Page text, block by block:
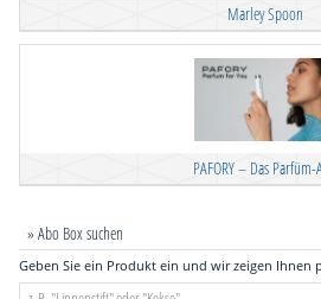
Marley Spoon
PAFORY – Das
» Abo Box suchen
Geben Sie ein Produkt ein und wir zeigen Ihnen